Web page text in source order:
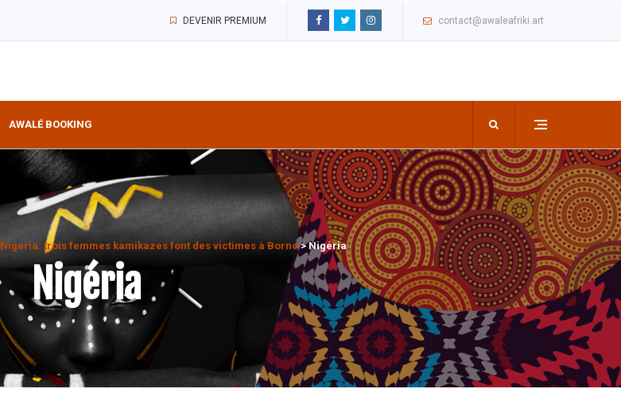
DEVENIR PREMIUM contact@awaleafriki.art
AWALÉ BOOKING
Nigeria: trois femmes kamikazes font des victimes à Borno>Nigéria
Nigéria